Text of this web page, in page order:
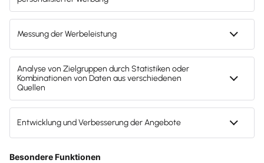
Veröffentlicht:16.09.2019
Kategorie:Steuerberater:innen